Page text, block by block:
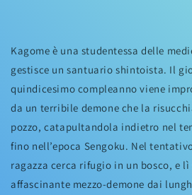
Kagome è una studentessa delle
gestisce un santuario shintoista. Il
quindicesimo compleanno viene
da un terribile demone che la
pozzo, catapultandola indietro nel
fino nell’epoca Sengoku. Nel
ragazza cerca rifugio in un bosco, e
affascinante mezzo-demone dai